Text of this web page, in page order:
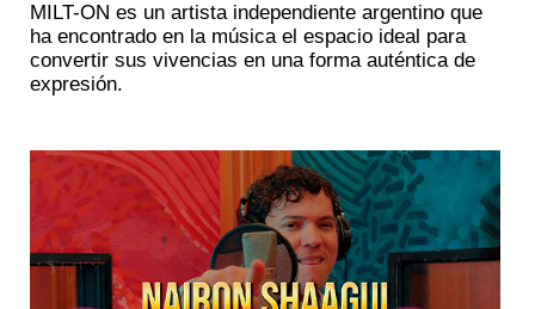
MILT-ON es un artista independiente argentino que
ha encontrado en la música el espacio ideal para
convertir sus vivencias en una forma auténtica de
expresión.